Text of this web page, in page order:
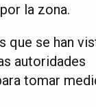
la zona.
que se han
autoridades
tomar